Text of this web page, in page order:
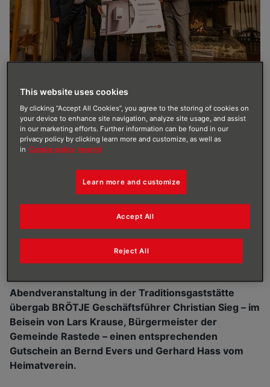
BRÖTJE stiftet einen modernen Gas-Brennwertwandkessel für den
Mühlenhof des Heimatvereins Rastede e. V. Im Bild (von links): Rastedes
Bürgermeister Lars Krause, Bernd Evers und Gerhard Hass vom
Heimatverein Rastede sowie BRÖTJE-Geschäftsführer Christian Sieg.
VERÖFFENTLICHT AM
GmbH spendet dem Mühlenhof des Heimatvereins
Rastede einen WGB.1 Gas-Brennwertwandkessel
der neuen Generation. Bei einer
Abendveranstaltung in der Traditionsgaststätte
übergab BRÖTJE Geschäftsführer Christian Sieg – im
Beisein von Lars Krause, Bürgermeister der
Gemeinde Rastede – einen entsprechenden
Gutschein an Bernd Evers und Gerhard Hass vom
Heimatverein.
This website uses cookies
By clicking “Accept All Cookies”, you agree to the storing of cookies on
your device to enhance site navigation, analyze site usage, and assist
in our marketing efforts. Further information can be found in our
privacy policy by clicking learn more and customize, as well as
in Cookie policy Imprint
Learn more and customize
Reject All
Accept All